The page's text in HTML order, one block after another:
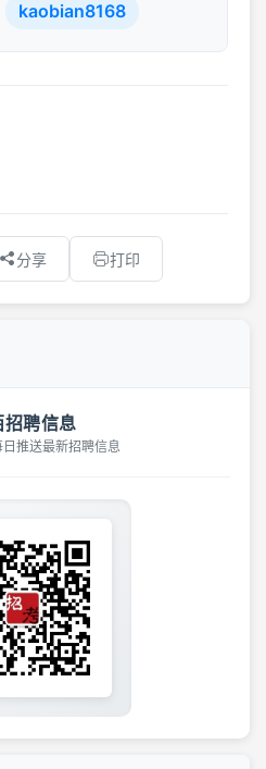
kaobian8168
分享 打印
招聘信息
推送最新招聘信息